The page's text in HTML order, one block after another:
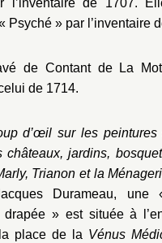
l’inventaire de 1707.
Psyché » par l’inventaire
de Contant de La
de 1714.
d’œil sur les peintures
châteaux, jardins,
Trianon et la
Durameau, une
drapée » est située à
place de la Vénus